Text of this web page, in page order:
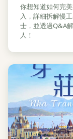
你想知道如何完
入，詳細拆解慢
士，並透過Q&A
人！